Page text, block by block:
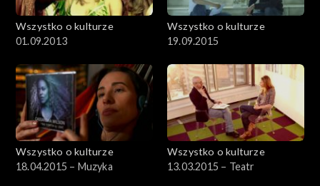
Wszystko o kulturze
01.09.2013
Wszystko o kulturze
19.09.2015
Wszystko o kulturze
18.04.2015 – Muzyka
Wszystko o kulturze
13.03.2015 – Teatr